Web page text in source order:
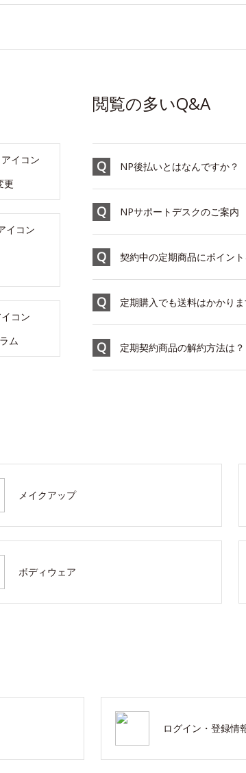
更
ム
閲覧の多いQ&A
NP後払いとはなんですか？
NPサポートデスクのご案内
契約中の定期商品にポイン
定期購入でも送料はかかりま
定期契約商品の解約方法は？
メイクアップ
ボディウェア
ログイン・登録情